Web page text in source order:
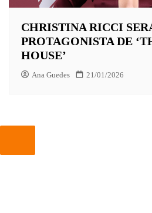
CHRISTINA RICCI
PROTAGONISTA DE
HOUSE’
Ana Guedes 21/01/2026